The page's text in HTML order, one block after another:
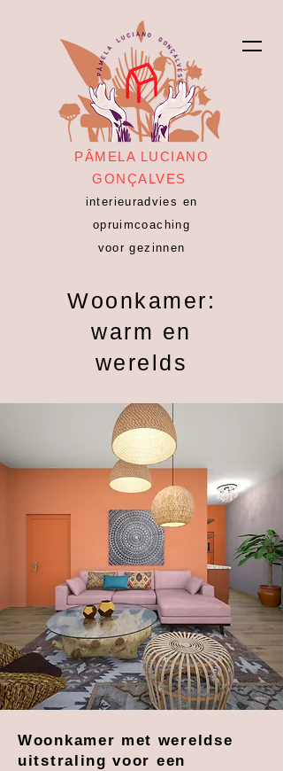
PÂMELA LUCIANO
GONÇALVES
interieuradvies en
opruimcoaching
voor gezinnen
Woonkamer:
warm en
werelds
Woonkamer met wereldse
uitstraling voor een